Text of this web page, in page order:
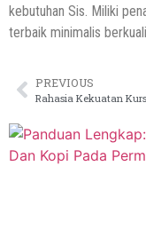
kebutuhan Sis. Miliki
terbaik minimalis
PREVIOUS